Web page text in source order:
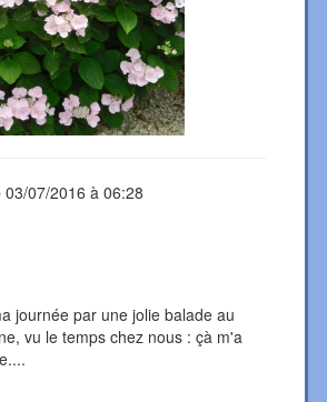
03/07/2016 à 06:28
journée par une jolie balade au
vu le temps chez nous : çà m'a